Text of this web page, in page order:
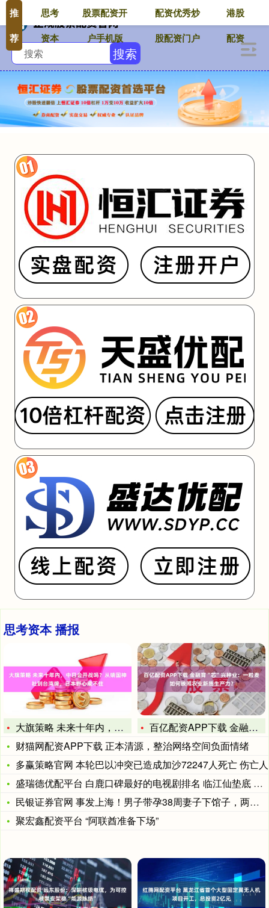
搜索
思考资本 播报
大旗策略 未来十年内，中日会开战吗？从靖国神社到台湾牌，日本
百亿配资APP下载 金融育“芯”兴种业：一粒麦如何映照农业新
财猫网配资APP下载 正本清源，整治网络空间负面情绪
多赢策略官网 本轮巴以冲突已造成加沙72247人死亡 伤亡人
盛瑞德优配平台 白鹿口碑最好的电视剧排名 临江仙垫底 周生如
民银证券官网 事发上海！男子带孕38周妻子下馆子，两次劝烟遭
聚宏鑫配资平台 “阿联酋准备下场”
推
荐
思考
资本
股票配资开
户手机版
配资优秀炒
股配资门户
港股
配资